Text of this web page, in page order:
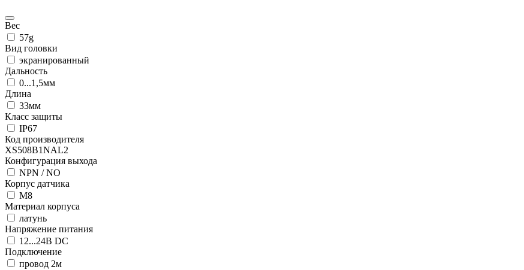
Вес
57g
Вид головки
экранированный
Дальность
0...1,5мм
Длина
33мм
Класс защиты
IP67
Код производителя
XS508B1NAL2
Конфигурация выхода
NPN / NO
Корпус датчика
М8
Материал корпуса
латунь
Напряжение питания
12...24В DC
Подключение
провод 2м